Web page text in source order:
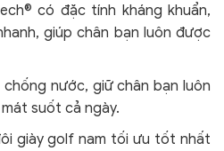
có đặc tính kháng khuẩn,
giúp chân bạn luôn được
nước, giữ chân bạn luôn
suốt cả ngày.
giày golf nam tối ưu tốt nhất